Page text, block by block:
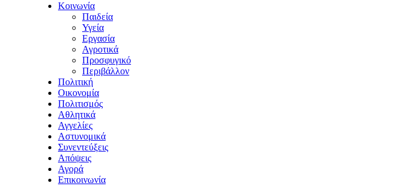
Κοινωνία
Παιδεία
Υγεία
Εργασία
Αγροτικά
Προσφυγικό
Περιβάλλον
Πολιτική
Οικονομία
Πολιτισμός
Αθλητικά
Αγγελίες
Αστυνομικά
Συνεντεύξεις
Απόψεις
Αγορά
Επικοινωνία